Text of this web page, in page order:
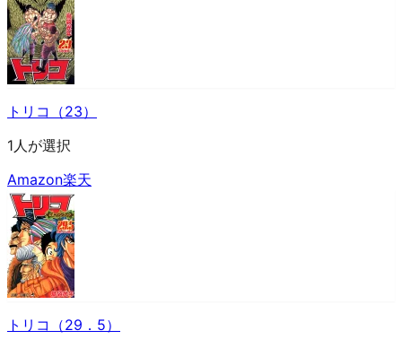
トリコ（23）
1人が選択
Amazon楽天
トリコ（29．5）